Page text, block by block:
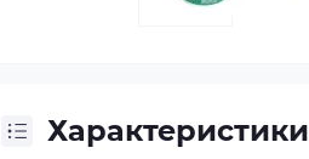
Характеристики